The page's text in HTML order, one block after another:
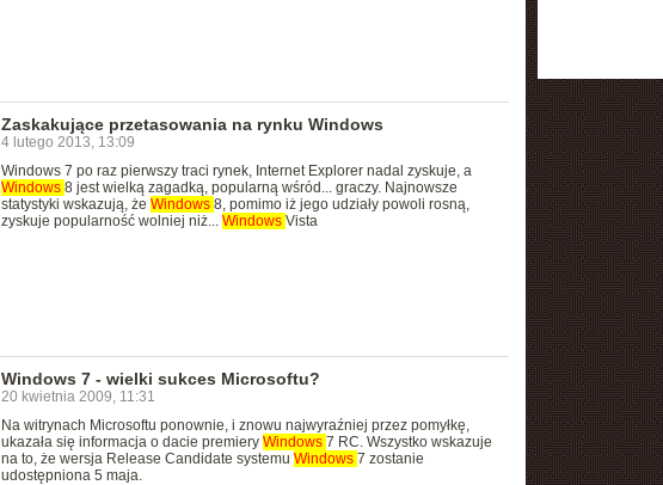
Zaskakujące przetasowania na rynku Windows
4 lutego 2013, 13:09
Windows 7 po raz pierwszy traci rynek, Internet Explorer nadal zyskuje, a
Windows 8 jest wielką zagadką, popularną wśród... graczy. Najnowsze
statystyki wskazują, że Windows 8, pomimo iż jego udziały powoli rosną,
zyskuje popularność wolniej niż... Windows Vista
Windows 7 - wielki sukces Microsoftu?
20 kwietnia 2009, 11:31
Na witrynach Microsoftu ponownie, i znowu najwyraźniej przez pomyłkę,
ukazała się informacja o dacie premiery Windows 7 RC. Wszystko wskazuje
na to, że wersja Release Candidate systemu Windows 7 zostanie
udostępniona 5 maja.